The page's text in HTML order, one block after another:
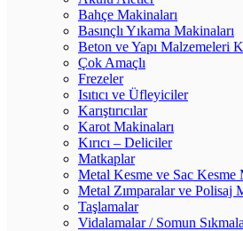
Bahçe Makinaları
Basınçlı Yıkama Makinaları
Beton ve Yapı Malzemeleri
Çok Amaçlı
Frezeler
Isıtıcı ve Üfleyiciler
Karıştırıcılar
Karot Makinaları
Kırıcı – Deliciler
Matkaplar
Metal Kesme ve Sac Kesme
Metal Zımparalar ve Polisaj
Taşlamalar
Vidalamalar / Somun